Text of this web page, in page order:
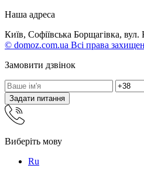
Наша адреса
Київ, Софіївська Борщагівка, вул.
© domoz.com.ua Всі права
Замовити дзвінок
Задати питання
Виберіть мову
Ru